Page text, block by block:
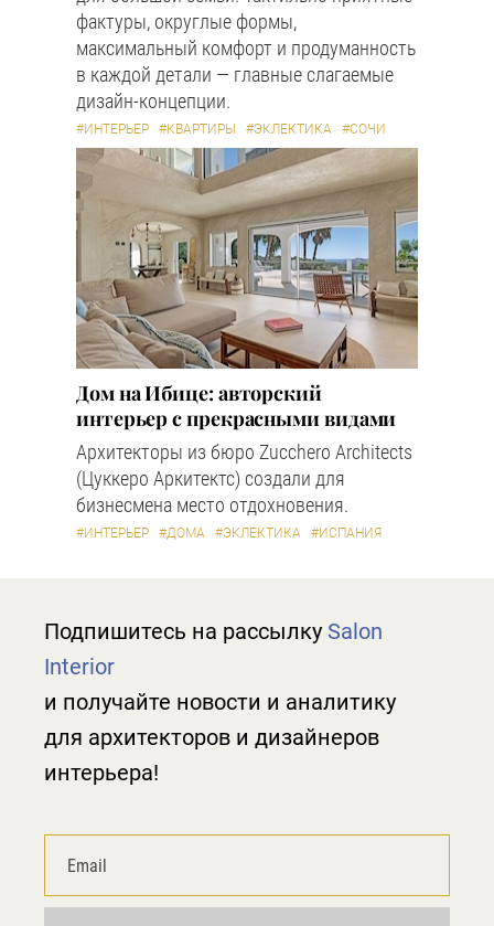
фактуры, округлые формы,
максимальный комфорт и продуманность
в каждой детали — главные слагаемые
дизайн-концепции.
#ИНТЕРЬЕР #КВАРТИРЫ #ЭКЛЕКТИКА #СОЧИ
Дом на Ибице: авторский
интерьер с прекрасными видами
Архитекторы из бюро Zucchero Architects
(Цуккеро Аркитектс) создали для
бизнесмена место отдохновения.
#ИНТЕРЬЕР #ДОМА #ЭКЛЕКТИКА #ИСПАНИЯ
Подпишитесь на рассылку Salon
Interior
и получайте новости и аналитику
для архитекторов и дизайнеров
интерьера!